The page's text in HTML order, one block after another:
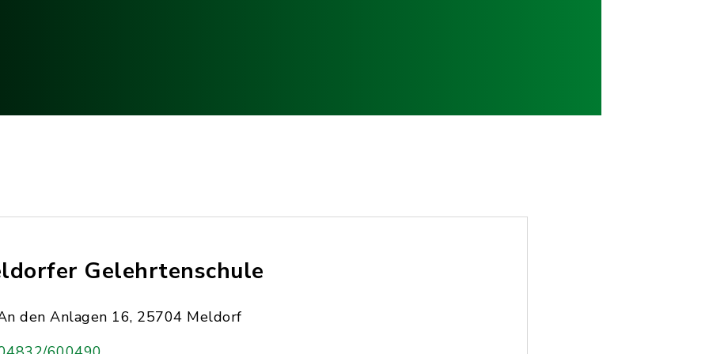
Gelehrtenschule
den Anlagen 16, 25704 Meldorf